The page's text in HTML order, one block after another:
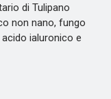
di Tulipano
non nano, fungo
ialuronico e